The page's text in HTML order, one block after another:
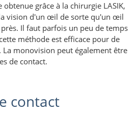
grâce à la chirurgie LASIK,
vision d'un œil de sorte qu'un œil
Il faut parfois un peu de temps
méthode est efficace pour de
La monovision peut également être
de contact.
contact